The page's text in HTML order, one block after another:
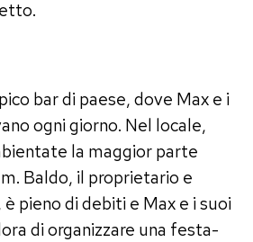
bar di paese, dove Max e i
ogni giorno. Nel locale,
la maggior parte
Baldo, il proprietario e
pieno di debiti e Max e i suoi
di organizzare una festa-